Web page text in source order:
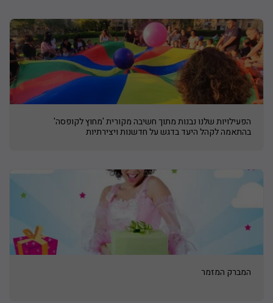
הפעילויות שלנו נבנות מתוך חשיבה מקורית 'מחוץ לקופסה'
בהתאמה לקהל היעד בדגש על חדשנות ויצירתיות
המברק המזמר